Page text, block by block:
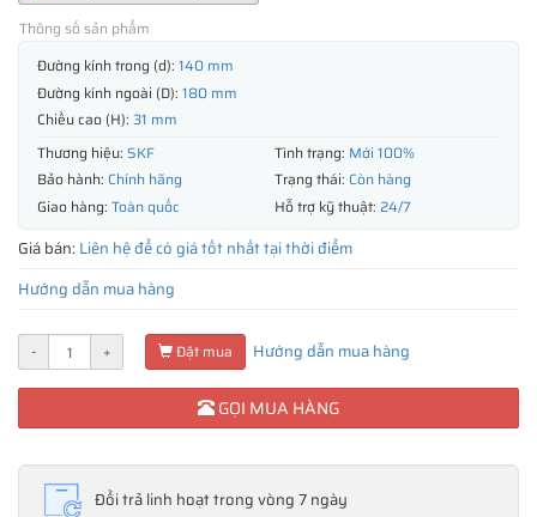
Thông số sản phẩm
Đường kính trong (d): 140 mm
Đường kính ngoài (D): 180 mm
Chiều cao (H): 31 mm
Thương hiệu: SKF Tình trạng: Mới 100%
Bảo hành: Chính hãng Trạng thái: Còn hàng
Giao hàng: Toàn quốc Hỗ trợ kỹ thuật: 24/7
Giá bán: Liên hệ để có giá tốt nhất tại thời điểm
Hướng dẫn mua hàng
- + Đặt mua Hướng dẫn mua hàng
GỌI MUA HÀNG
Đổi trả linh hoạt trong vòng 7 ngày